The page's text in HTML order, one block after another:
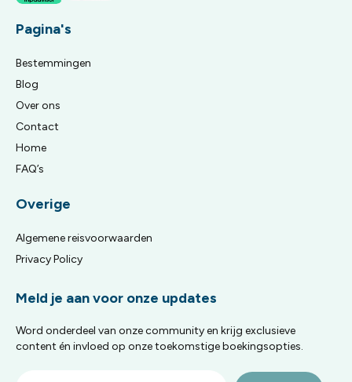
Pagina's
Bestemmingen
Blog
Over ons
Contact
Home
FAQ’s
Overige
Algemene reisvoorwaarden
Privacy Policy
Meld je aan voor onze updates
Word onderdeel van onze community en krijg exclusieve
content én invloed op onze toekomstige boekingsopties.